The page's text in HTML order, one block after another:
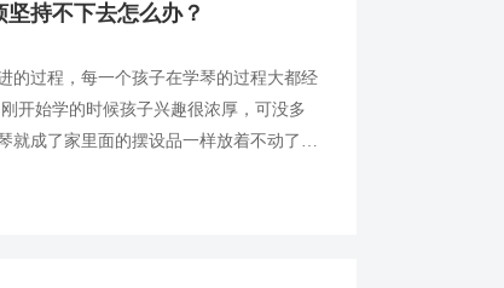
持不下去怎么办？
的过程，每一个孩子在学琴的过程大都经
开始学的时候孩子兴趣很浓厚，可没多
就成了家里面的摆设品一样放着不动了。
是到了考验家长和孩子耐心和毅力的时